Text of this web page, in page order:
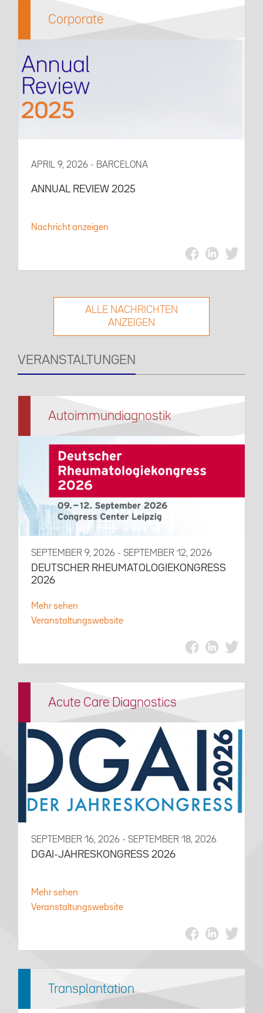
Corporate
APRIL 9, 2026 - BARCELONA
ANNUAL REVIEW 2025
Nachricht anzeigen
ALLE NACHRICHTEN
ANZEIGEN
VERANSTALTUNGEN
Autoimmundiagnostik
SEPTEMBER 9, 2026 - SEPTEMBER 12, 2026
DEUTSCHER RHEUMATOLOGIEKONGRESS
2026
Mehr sehen
Veranstaltungswebsite
Acute Care Diagnostics
SEPTEMBER 16, 2026 - SEPTEMBER 18, 2026
DGAI-JAHRESKONGRESS 2026
Mehr sehen
Veranstaltungswebsite
Transplantation